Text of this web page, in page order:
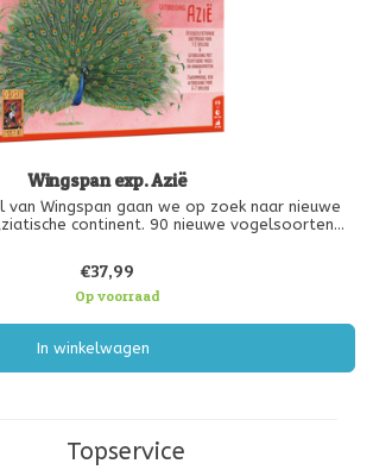
Wingspan exp. Azië
van Wingspan gaan we op zoek naar nieuwe
continent. 90 nieuwe vogelsoorten
€37,99
Op voorraad
In winkelwagen
Topservice